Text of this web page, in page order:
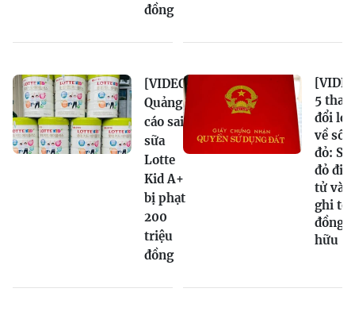
đồng
[VIDEO]
Quảng
cáo sai
sữa
Lotte
Kid A+
bị phạt
200
triệu
đồng
5 thay
đổi lớn
về sổ
đỏ: Sổ
đỏ
tử và
ghi tên
đồng
hữu